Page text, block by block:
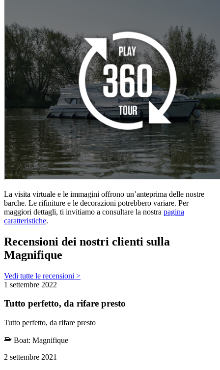
La visita virtuale e le immagini offrono un’anteprima delle nostre
barche. Le rifiniture e le decorazioni potrebbero variare. Per
maggiori dettagli, ti invitiamo a consultare la nostra pagina
caratteristiche.
Recensioni dei nostri clienti sulla
Magnifique
Vedi tutte le recensioni >
1 settembre 2022
Tutto perfetto, da rifare presto
Tutto perfetto, da rifare presto
Boat: Magnifique
2 settembre 2021